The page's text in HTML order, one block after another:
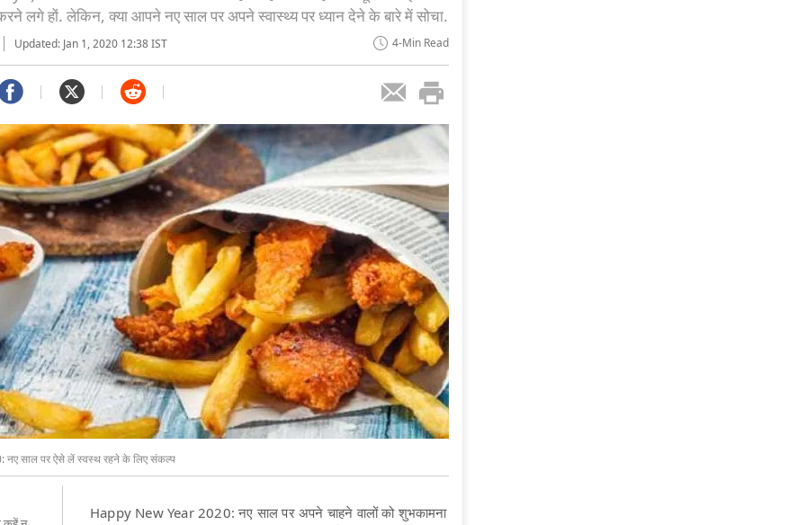
लगे हों. लेकिन, क्या आपने नए साल पर अपने स्वास्थ्य पर ध्यान देने के बारे में सोचा.
Updated: Jan 1, 2020 12:38 IST 4-Min Read
साल पर ऐसे लें स्वस्थ रहने के लिए संकल्प
Happy New Year 2020: नए साल पर अपने चाहने वालों को शुभकामना